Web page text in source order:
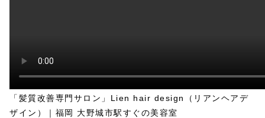
「髪質改善専門サロン」Lien hair design（リアンヘアデ
ザイン）｜福岡 大野城市駅すぐの美容室